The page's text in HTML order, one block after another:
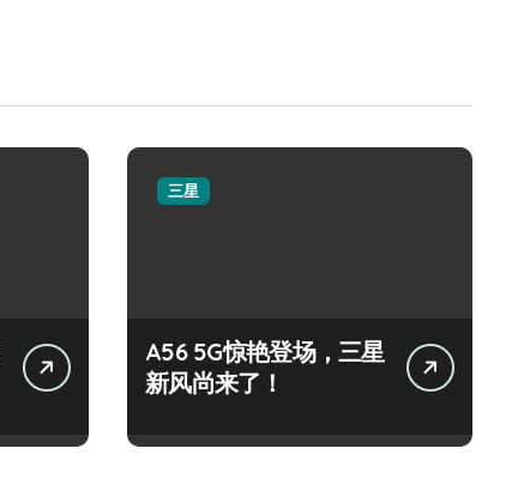
三星
A56 5G惊艳登场，三星
新风尚来了！